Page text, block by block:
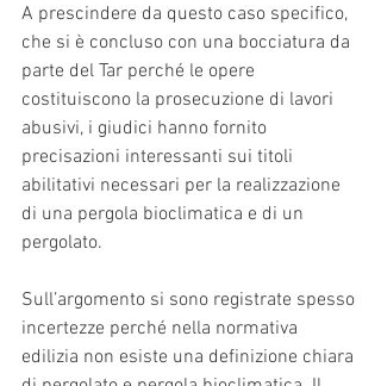
A prescindere da questo caso specifico,
che si è concluso con una bocciatura da
parte del Tar perché le opere
costituiscono la prosecuzione di lavori
abusivi, i giudici hanno fornito
precisazioni interessanti sui titoli
abilitativi necessari per la realizzazione
di una pergola bioclimatica e di un
pergolato.
Sull’argomento si sono registrate spesso
incertezze perché nella normativa
edilizia non esiste una definizione chiara